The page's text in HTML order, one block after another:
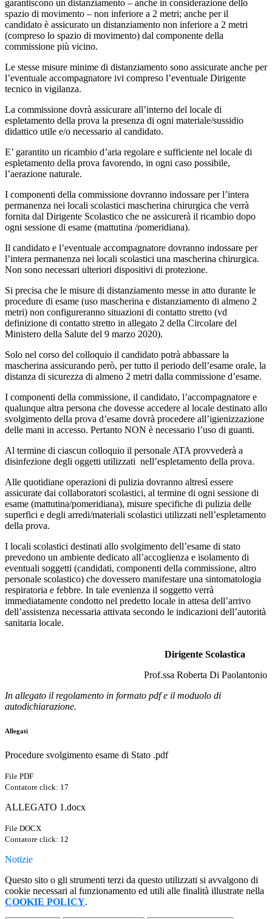
garantiscono un distanziamento – anche in considerazione dello
spazio di movimento – non inferiore a 2 metri; anche per il
candidato è assicurato un distanziamento non inferiore a 2 metri
(compreso lo spazio di movimento) dal componente della
commissione più vicino.
Le stesse misure minime di distanziamento sono assicurate anche per
l’eventuale accompagnatore ivi compreso l’eventuale Dirigente
tecnico in vigilanza.
La commissione dovrà assicurare all’interno del locale di
espletamento della prova la presenza di ogni materiale/sussidio
didattico utile e/o necessario al candidato.
E’ garantito un ricambio d’aria regolare e sufficiente nel locale di
espletamento della prova favorendo, in ogni caso possibile,
l’aerazione naturale.
I componenti della commissione dovranno indossare per l’intera
permanenza nei locali scolastici mascherina chirurgica che verrà
fornita dal Dirigente Scolastico che ne assicurerà il ricambio dopo
ogni sessione di esame (mattutina /pomeridiana).
Il candidato e l’eventuale accompagnatore dovranno indossare per
l’intera permanenza nei locali scolastici una mascherina chirurgica.
Non sono necessari ulteriori dispositivi di protezione.
Si precisa che le misure di distanziamento messe in atto durante le
procedure di esame (uso mascherina e distanziamento di almeno 2
metri) non configureranno situazioni di contatto stretto (vd
definizione di contatto stretto in allegato 2 della Circolare del
Ministero della Salute del 9 marzo 2020).
Solo nel corso del colloquio il candidato potrà abbassare la
mascherina assicurando però, per tutto il periodo dell’esame orale, la
distanza di sicurezza di almeno 2 metri dalla commissione d’esame.
I componenti della commissione, il candidato, l’accompagnatore e
qualunque altra persona che dovesse accedere al locale destinato allo
svolgimento della prova d’esame dovrà procedere all’igienizzazione
delle mani in accesso. Pertanto NON è necessario l’uso di guanti.
Al termine di ciascun colloquio il personale ATA provvederà a
disinfezione degli oggetti utilizzati nell’espletamento della prova.
Alle quotidiane operazioni di pulizia dovranno altresì essere
assicurate dai collaboratori scolastici, al termine di ogni sessione di
esame (mattutina/pomeridiana), misure specifiche di pulizia delle
superfici e degli arredi/materiali scolastici utilizzati nell’espletamento
della prova.
I locali scolastici destinati allo svolgimento dell’esame di stato
prevedono un ambiente dedicato all’accoglienza e isolamento di
eventuali soggetti (candidati, componenti della commissione, altro
personale scolastico) che dovessero manifestare una sintomatologia
respiratoria e febbre. In tale evenienza il soggetto verrà
immediatamente condotto nel predetto locale in attesa dell’arrivo
dell’assistenza necessaria attivata secondo le indicazioni dell’autorità
sanitaria locale.
Dirigente Scolastica
Prof.ssa Roberta Di Paolantonio
In allegato il regolamento in formato pdf e il moduolo di
autodichiarazione.
Allegati
Procedure svolgimento esame di Stato .pdf
File PDF
Contatore click: 17
ALLEGATO 1.docx
File DOCX
Contatore click: 12
Notizie
Questo sito o gli strumenti terzi da questo utilizzati si avvalgono di
cookie necessari al funzionamento ed utili alle finalità illustrate nella
COOKIE POLICY.